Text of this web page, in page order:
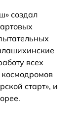
создал
всех
старт», и